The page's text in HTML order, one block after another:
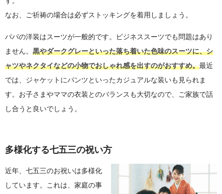
なお、ご祈祷の場合は必ずストッキングを着用しましょう。
パパの洋装はスーツが一般的です。ビジネススーツでも問題はあり
ません。 黒やダークグレーといった落ち着いた色味のスーツに、シ
ャツやネクタイなどの小物でおしゃれ感を出すのがおすすめ。最近
では、ジャケットにパンツといったカジュアルな装いも見られま
す。お子さまやママの衣装とのバランスも大切なので、ご家族で話
し合うと良いでしょう。
多様化する七五三の祝い方
近年、七五三のお祝いは多様化
しています。これは、家庭の事